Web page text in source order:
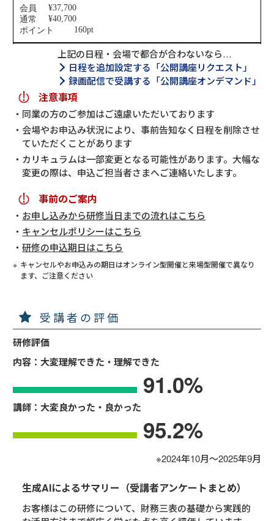
上記の日程・会場で都合が合わないなら…
日程を追加設定する「公開講座リクエスト」
録画配信で受講する「公開講座オンデマンド」
注意事項
同業の方のご参加はご遠慮いただいております
会場やお申込み状況により、事前告知なく日程を削除させ
ていただくことがあります
カリキュラムは一部変更となる可能性があります。大幅な
変更の際は、申込ご担当者さまへご連絡いたします。
事前のご案内
お申し込みから研修当日までの流れはこちら
キャンセルポリシーはこちら
研修の申込期日はこちら
キャンセルやお申込みの期日はオンライン型開催と来場型開催で異なり
ます、ご注意ください
受講者の評価
研修評価
内容：大変理解できた・理解できた
91.0%
講師：大変良かった・良かった
95.2%
※2024年10月～2025年9月
生成AIによるサマリー（受講者アンケートまとめ）
お客様はこの研修について、財務三表の基礎から実践的